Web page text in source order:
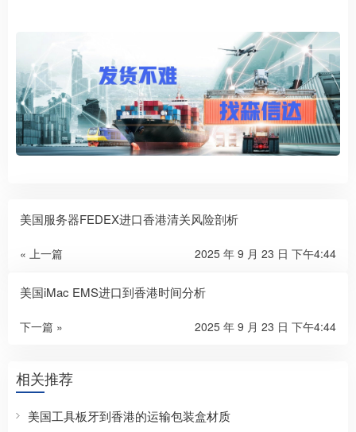
美国服务器FEDEX进口香港清关风险剖析
« 上一篇 2025 年 9 月 23 日 下午4:44
美国iMac EMS进口到香港时间分析
下一篇 » 2025 年 9 月 23 日 下午4:44
相关推荐
美国工具板牙到香港的运输包装盒材质